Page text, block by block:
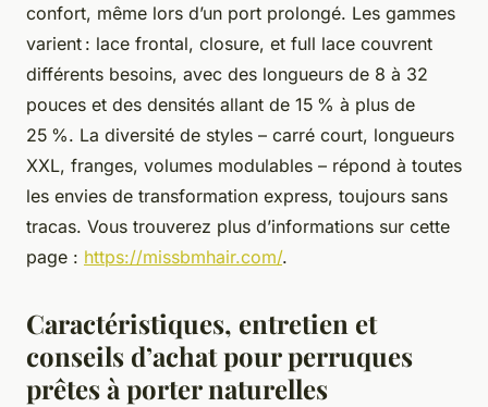
confort, même lors d’un port prolongé. Les gammes
varient : lace frontal, closure, et full lace couvrent
différents besoins, avec des longueurs de 8 à 32
pouces et des densités allant de 15 % à plus de
25 %. La diversité de styles – carré court, longueurs
XXL, franges, volumes modulables – répond à toutes
les envies de transformation express, toujours sans
tracas. Vous trouverez plus d’informations sur cette
page : https://missbmhair.com/.
Caractéristiques, entretien et
conseils d’achat pour perruques
prêtes à porter naturelles